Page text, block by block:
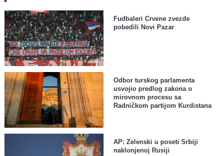
Fudbaleri Crvene zvezde
pobedili Novi Pazar
Odbor turskog parlamenta
usvojio predlog zakona o
mirovnom procesu sa
Radničkom partijom Kurdistana
AP: Zelenski u poseti Srbiji
naklonjenoj Rusiji